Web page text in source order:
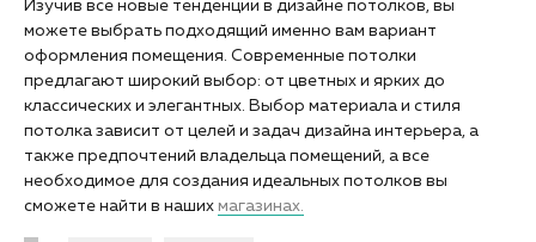
Изучив все новые тенденции в дизайне потолков, вы
можете выбрать подходящий именно вам вариант
оформления помещения. Современные потолки
предлагают широкий выбор: от цветных и ярких до
классических и элегантных. Выбор материала и стиля
потолка зависит от целей и задач дизайна интерьера, а
также предпочтений владельца помещений, а все
необходимое для создания идеальных потолков вы
сможете найти в наших магазинах.